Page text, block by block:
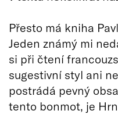
Přesto má kniha
Jeden známý mi
si při čtení
sugestivní styl ani
postrádá pevný
tento bonmot, je